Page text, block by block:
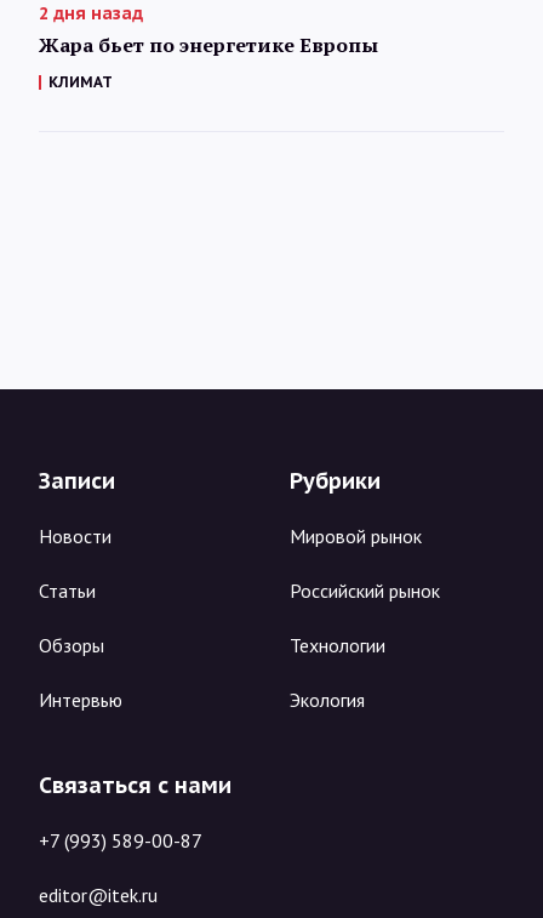
2 дня назад
Жара бьет по энергетике Европы
КЛИМАТ
Записи
Новости
Статьи
Обзоры
Интервью
Рубрики
Мировой рынок
Российский рынок
Технологии
Экология
Связаться с нами
+7 (993) 589-00-87
editor@itek.ru